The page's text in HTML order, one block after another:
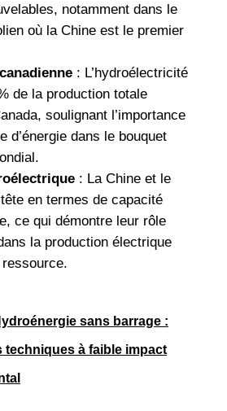
notamment dans le
où la Chine est le premier
: L’hydroélectricité
de la production totale
soulignant l’importance
d’énergie dans le bouquet
: La Chine et le
en termes de capacité
ce qui démontre leur rôle
la production électrique
sans barrage :
techniques à faible impact